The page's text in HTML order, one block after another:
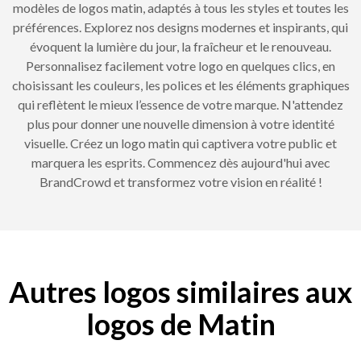
modèles de logos matin, adaptés à tous les styles et toutes les
préférences. Explorez nos designs modernes et inspirants, qui
évoquent la lumière du jour, la fraîcheur et le renouveau.
Personnalisez facilement votre logo en quelques clics, en
choisissant les couleurs, les polices et les éléments graphiques
qui reflètent le mieux l’essence de votre marque. N'attendez
plus pour donner une nouvelle dimension à votre identité
visuelle. Créez un logo matin qui captivera votre public et
marquera les esprits. Commencez dès aujourd'hui avec
BrandCrowd et transformez votre vision en réalité !
Autres logos similaires aux
logos de Matin